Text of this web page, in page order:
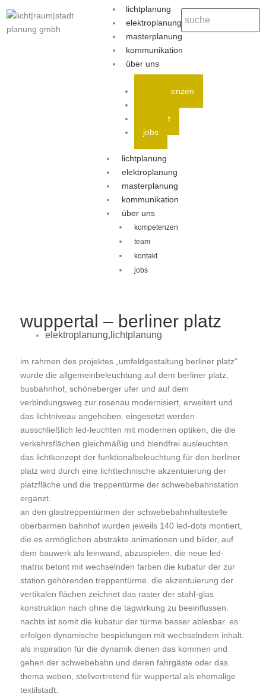
lichtplanung
elektroplanung
masterplanung
kommunikation
über uns
kompetenzen
kontakt
jobs
lichtplanung
elektroplanung
masterplanung
kommunikation
über uns
kompetenzen
team
kontakt
jobs
wuppertal – berliner platz
elektroplanung, lichtplanung
im rahmen des projektes „umfeldgestaltung berliner platz“
wurde die allgemeinbeleuchtung auf dem berliner platz,
busbahnhof, schöneberger ufer und auf dem
verbindungsweg zur rosenau modernisiert, erweitert und
das lichtniveau angehoben. eingesetzt werden
ausschließlich led-leuchten mit modernen optiken, die die
verkehrsflächen gleichmäßig und blendfrei ausleuchten.
das lichtkonzept der funktionalbeleuchtung für den berliner
platz wird durch eine lichttechnische akzentuierung der
platzfläche und die treppentürme der schwebebahnstation
ergänzt.
an den glastreppentürmen der schwebebahnhaltestelle
oberbarmen bahnhof wurden jeweils 140 led-dots montiert,
die es ermöglichen abstrakte animationen und bilder, auf
dem bauwerk als leinwand, abzuspielen. die neue led-
matrix betont mit wechselnden farben die kubatur der zur
station gehörenden treppentürme. die akzentuierung der
vertikalen flächen zeichnet das raster der stahl-glas
konstruktion nach ohne die tagwirkung zu beeinflussen.
nachts ist somit die kubatur der türme besser ablesbar. es
erfolgen dynamische bespielungen mit wechselndem inhalt.
als inspiration für die dynamik dienen das kommen und
gehen der schwebebahn und deren fahrgäste oder das
thema weben, stellvertretend für wuppertal als ehemalige
textilstadt.